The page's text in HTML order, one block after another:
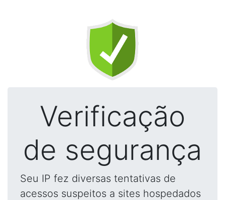
Verificação
de segurança
Seu IP fez diversas tentativas de
acessos suspeitos a sites hospedados